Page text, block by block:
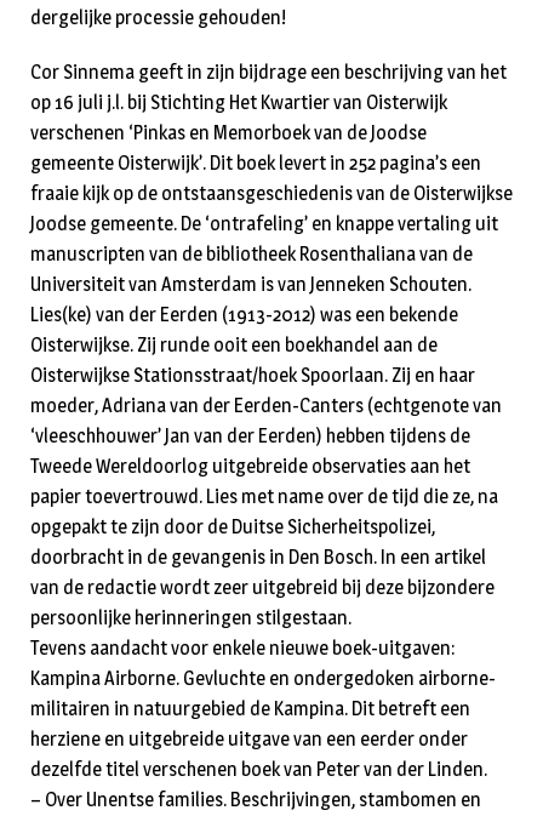
dergelijke processie gehouden!
Cor Sinnema geeft in zijn bijdrage een beschrijving van het
op 16 juli j.l. bij Stichting Het Kwartier van Oisterwijk
verschenen ‘Pinkas en Memorboek van de Joodse
gemeente Oisterwijk’. Dit boek levert in 252 pagina’s een
fraaie kijk op de ontstaansgeschiedenis van de Oisterwijkse
Joodse gemeente. De ‘ontrafeling’ en knappe vertaling uit
manuscripten van de bibliotheek Rosenthaliana van de
Universiteit van Amsterdam is van Jenneken Schouten.
Lies(ke) van der Eerden (1913-2012) was een bekende
Oisterwijkse. Zij runde ooit een boekhandel aan de
Oisterwijkse Stationsstraat/hoek Spoorlaan. Zij en haar
moeder, Adriana van der Eerden-Canters (echtgenote van
‘vleeschhouwer’ Jan van der Eerden) hebben tijdens de
Tweede Wereldoorlog uitgebreide observaties aan het
papier toevertrouwd. Lies met name over de tijd die ze, na
opgepakt te zijn door de Duitse Sicherheitspolizei,
doorbracht in de gevangenis in Den Bosch. In een artikel
van de redactie wordt zeer uitgebreid bij deze bijzondere
persoonlijke herinneringen stilgestaan.
Tevens aandacht voor enkele nieuwe boek-uitgaven:
Kampina Airborne. Gevluchte en ondergedoken airborne-
militairen in natuurgebied de Kampina. Dit betreft een
herziene en uitgebreide uitgave van een eerder onder
dezelfde titel verschenen boek van Peter van der Linden.
– Over Unentse families. Beschrijvingen, stambomen en